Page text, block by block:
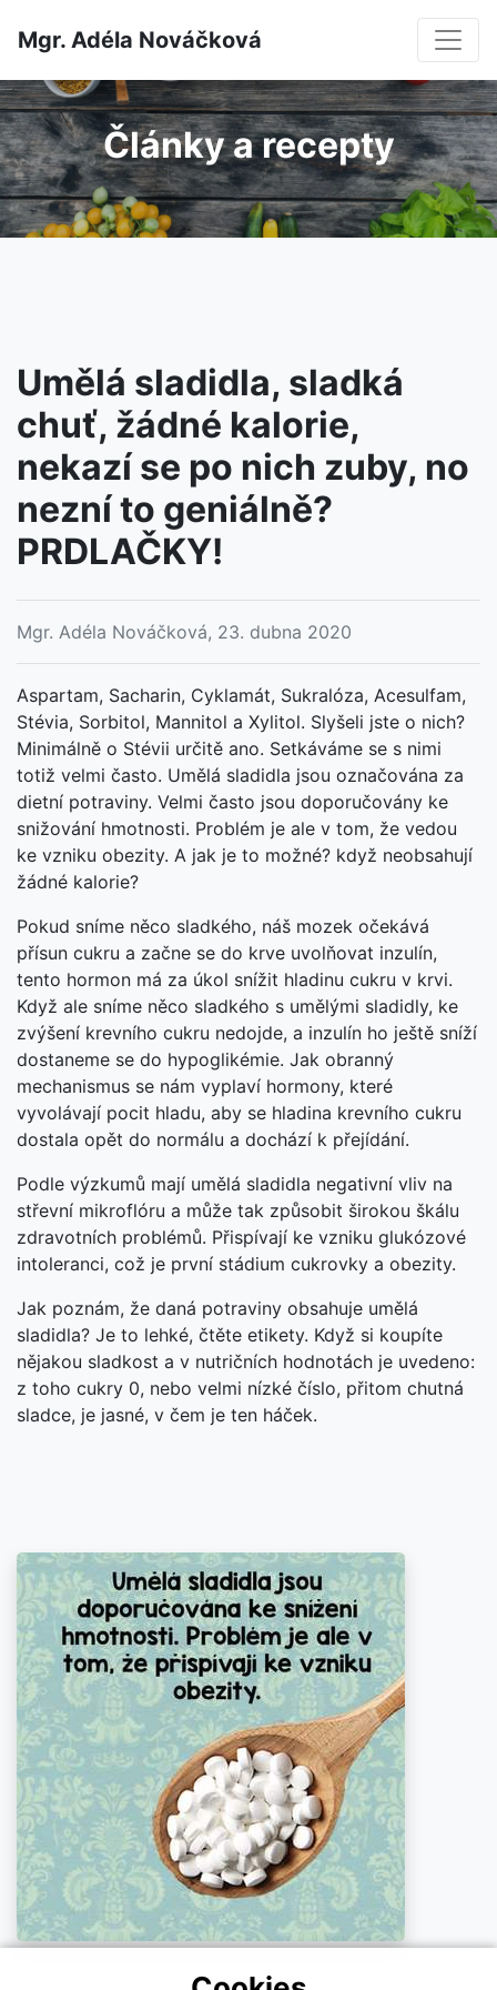
Mgr. Adéla Nováčková
Články a recepty
Umělá sladidla, sladká
chuť, žádné kalorie,
nekazí se po nich zuby, no
nezní to geniálně?
PRDLAČKY!
Mgr. Adéla Nováčková, 23. dubna 2020
Aspartam, Sacharin, Cyklamát, Sukralóza, Acesulfam,
Stévia, Sorbitol, Mannitol a Xylitol. Slyšeli jste o nich?
Minimálně o Stévii určitě ano. Setkáváme se s nimi
totiž velmi často. Umělá sladidla jsou označována za
dietní potraviny. Velmi často jsou doporučovány ke
snižování hmotnosti. Problém je ale v tom, že vedou
ke vzniku obezity. A jak je to možné? když neobsahují
žádné kalorie?
Pokud sníme něco sladkého, náš mozek očekává
přísun cukru a začne se do krve uvolňovat inzulín,
tento hormon má za úkol snížit hladinu cukru v krvi.
Když ale sníme něco sladkého s umělými sladidly, ke
zvýšení krevního cukru nedojde, a inzulín ho ještě sníží
dostaneme se do hypoglikémie. Jak obranný
mechanismus se nám vyplaví hormony, které
vyvolávají pocit hladu, aby se hladina krevního cukru
dostala opět do normálu a dochází k přejídání.
Podle výzkumů mají umělá sladidla negativní vliv na
střevní mikroflóru a může tak způsobit širokou škálu
zdravotních problémů. Přispívají ke vzniku glukózové
intoleranci, což je první stádium cukrovky a obezity.
Jak poznám, že daná potraviny obsahuje umělá
sladidla? Je to lehké, čtěte etikety. Když si koupíte
nějakou sladkost a v nutričních hodnotách je uvedeno:
z toho cukry 0, nebo velmi nízké číslo, přitom chutná
sladce, je jasné, v čem je ten háček.